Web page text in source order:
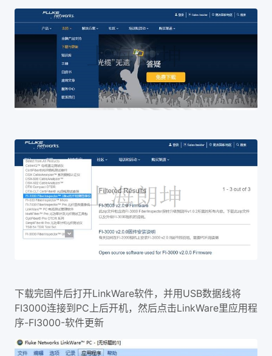
下载完固件后打开LinkWare软件，并用 USB数据线将
FI3000连接到 PC 上后开机，然后点击LinkWare里应用程
序-FI3000-软件更新